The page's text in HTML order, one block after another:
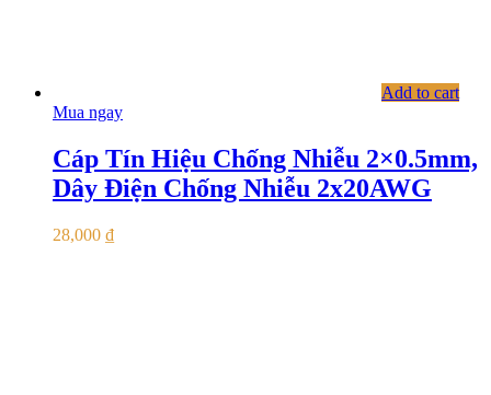
Add to cart
Mua ngay
Cáp Tín Hiệu Chống Nhiễu 2×0.5mm,
Dây Điện Chống Nhiễu 2x20AWG
28,000 ₫